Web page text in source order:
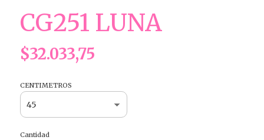
CG251 LUNA
$32.033,75
CENTIMETROS
Cantidad